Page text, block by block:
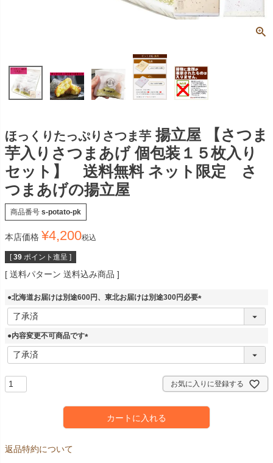
ほっくりたっぷりさつま芋 揚立屋 【さつま
芋入りさつまあげ 個包装１５枚入り
セット】 送料無料 ネット限定 さ
つまあげの揚立屋
商品番号 s-potato-pk
本店価格 ¥4,200税込
[ 39 ポイント進呈 ]
送料パターン 送料込み商品
●北海道お届けは別途600円、東北お届けは別途300円必要
(
●内容変更不可商品です
(
お気に入りに登録する
カートに入れる
返品特約について